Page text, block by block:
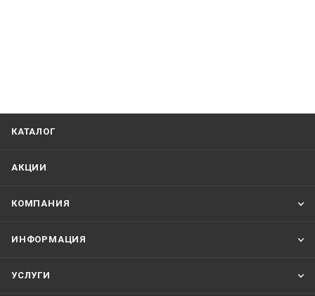
КАТАЛОГ
АКЦИИ
КОМПАНИЯ
ИНФОРМАЦИЯ
УСЛУГИ